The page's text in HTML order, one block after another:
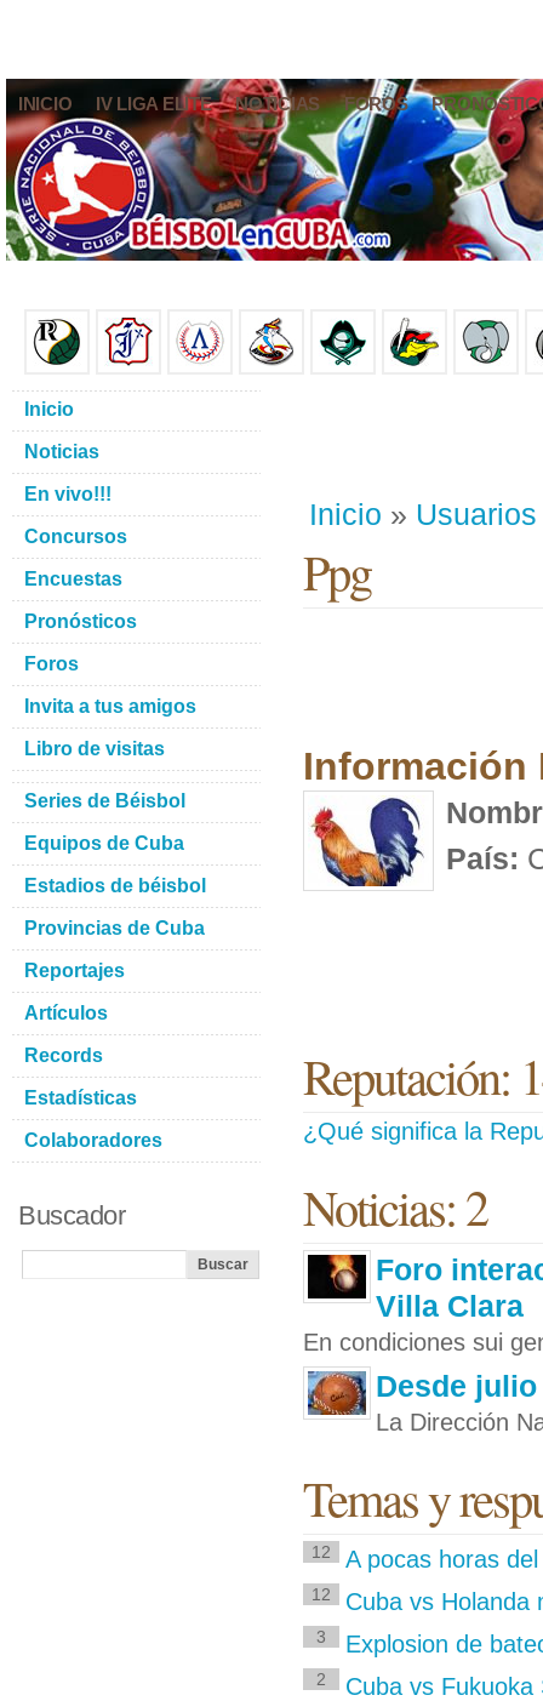
INICIO IV LIGA ELITE NOTICIAS FOROS
Inicio » Usuarios
Ppg
Información
País:
Reputación:
¿Qué significa la
Noticias: 2
Foro
Villa Clara
En condiciones sui
Desde
La Dirección
Temas y
12 A pocas horas
12 Cuba vs Holanda
3 Explosion de
2 Cuba vs Fukuoka
Inicio
Noticias
En vivo!!!
Concursos
Encuestas
Pronósticos
Foros
Invita a tus amigos
Libro de visitas
Series de Béisbol
Equipos de Cuba
Estadios de béisbol
Provincias de Cuba
Reportajes
Artículos
Records
Estadísticas
Colaboradores
Buscador